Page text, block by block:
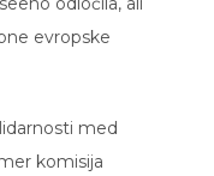
evropske
komisija